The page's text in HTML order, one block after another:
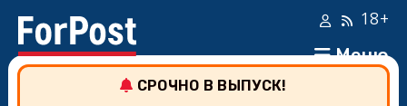
Меню
18+
СРОЧНО В ВЫПУСК!